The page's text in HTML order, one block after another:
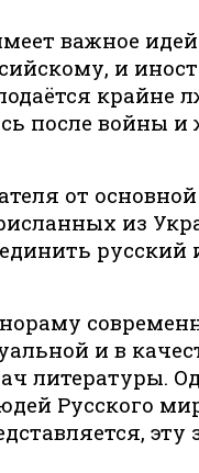
важное
и
крайне
после войны
от
из
русский
и в
литературы.
Русского
эту